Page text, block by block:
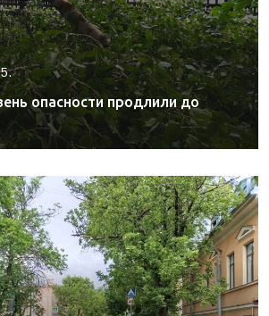
опасности продлили до